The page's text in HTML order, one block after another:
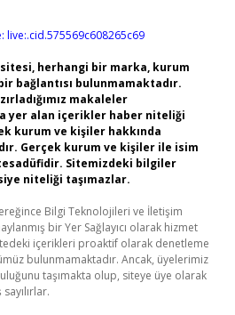
live:.cid.575569c608265c69
herhangi bir marka, kurum
bağlantısı bulunmamaktadır.
makaleler
yer alan içerikler haber niteliği
kurum ve kişiler hakkında
Gerçek kurum ve kişiler ile isim
Sitemizdeki bilgiler
niteliği taşımazlar.
Bilgi Teknolojileri ve İletişim
bir Yer Sağlayıcı olarak hizmet
içerikleri proaktif olarak denetleme
bulunmamaktadır. Ancak, üyelerimiz
taşımakta olup, siteye üye olarak